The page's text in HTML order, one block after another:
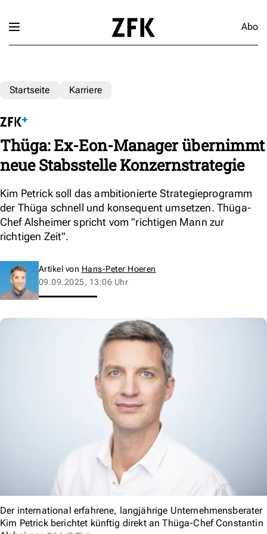
Abo
Startseite Karriere
Thüga: Ex-Eon-Manager übernimmt
neue Stabsstelle Konzernstrategie
Kim Petrick soll das ambitionierte Strategieprogramm
der Thüga schnell und konsequent umsetzen. Thüga-
Chef Alsheimer spricht vom "richtigen Mann zur
richtigen Zeit".
Artikel von Hans-Peter Hoeren
09.09.2025, 13:06 Uhr
Der international erfahrene, langjährige Unternehmensberater
Kim Petrick berichtet künftig direkt an Thüga-Chef Constantin